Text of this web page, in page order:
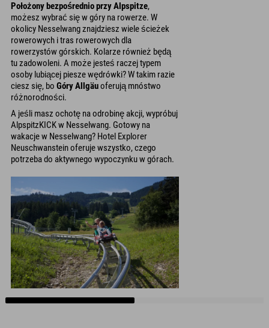
Położony bezpośrednio przy Alpspitze,
możesz wybrać się w góry na rowerze. W
okolicy Nesselwang znajdziesz wiele ścieżek
rowerowych i tras rowerowych dla
rowerzystów górskich. Kolarze również będą
tu zadowoleni. A może jesteś raczej typem
osoby lubiącej piesze wędrówki? W takim razie
ciesz się, bo Góry Allgäuoferują mnóstwo
różnorodności.
A jeśli masz ochotę na odrobinę akcji, wypróbuj
AlpspitzKICK w Nesselwang. Gotowy na
wakacje w Nesselwang? Hotel Explorer
Neuschwanstein oferuje wszystko, czego
potrzeba do aktywnego wypoczynku w górach.